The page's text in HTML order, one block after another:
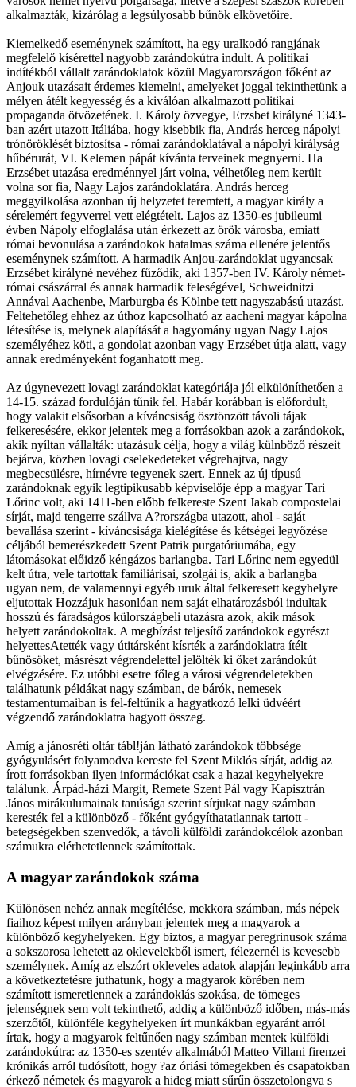
alkalmazták, kizárólag a legsúlyosabb bűnök elkövetőire.
Kiemelkedő eseménynek számított, ha egy uralkodó rangjának
megfelelő kísérettel nagyobb zarándokútra indult. A politikai
indítékból vállalt zarándoklatok közül Magyarországon főként az
Anjouk utazásait érdemes kiemelni, amelyeket joggal tekinthetünk a
mélyen átélt kegyesség és a kiválóan alkalmazott politikai
propaganda ötvözetének. I. Károly özvegye, Erzsbet királyné 1343-
ban azért utazott Itáliába, hogy kisebbik fia, András herceg nápolyi
trónöröklését biztosítsa - római zarándoklatával a nápolyi királyság
hűbérurát, VI. Kelemen pápát kívánta terveinek megnyerni. Ha
Erzsébet utazása eredménnyel járt volna, vélhetőleg nem került
volna sor fia, Nagy Lajos zarándoklatára. András herceg
meggyilkolása azonban új helyzetet teremtett, a magyar király a
sérelemért fegyverrel vett elégtételt. Lajos az 1350-es jubileumi
évben Nápoly elfoglalása után érkezett az örök városba, emiatt
római bevonulása a zarándokok hatalmas száma ellenére jelentős
eseménynek számított. A harmadik Anjou-zarándoklat ugyancsak
Erzsébet királyné nevéhez fűződik, aki 1357-ben IV. Károly német-
római császárral és annak harmadik feleségével, Schweidnitzi
Annával Aachenbe, Marburgba és Kölnbe tett nagyszabású utazást.
Feltehetőleg ehhez az úthoz kapcsolható az aacheni magyar kápolna
létesítése is, melynek alapítását a hagyomány ugyan Nagy Lajos
személyéhez köti, a gondolat azonban vagy Erzsébet útja alatt, vagy
annak eredményeként foganhatott meg.
Az úgynevezett lovagi zarándoklat kategóriája jól elkülöníthetően a
14-15. század fordulóján tűnik fel. Habár korábban is előfordult,
hogy valakit elsősorban a kíváncsiság ösztönzött távoli tájak
felkeresésére, ekkor jelentek meg a forrásokban azok a zarándokok,
akik nyíltan vállalták: utazásuk célja, hogy a világ külnböző részeit
bejárva, közben lovagi cselekedeteket végrehajtva, nagy
megbecsülésre, hírnévre tegyenek szert. Ennek az új típusú
zarándoknak egyik legtipikusabb képviselője épp a magyar Tari
Lőrinc volt, aki 1411-ben előbb felkereste Szent Jakab compostelai
sírját, majd tengerre szállva A?rországba utazott, ahol - saját
bevallása szerint - kíváncsisága kielégítése és kétségei legyőzése
céljából bemerészkedett Szent Patrik purgatóriumába, egy
látomásokat előidző kéngázos barlangba. Tari Lőrinc nem egyedül
kelt útra, vele tartottak familiárisai, szolgái is, akik a barlangba
ugyan nem, de valamennyi egyéb uruk által felkeresett kegyhelyre
eljutottak Hozzájuk hasonlóan nem saját elhatározásból indultak
hosszú és fáradságos külországbeli utazásra azok, akik mások
helyett zarándokoltak. A megbízást teljesítő zarándokok egyrészt
helyettesAtették vagy útitársként kísrték a zarándoklatra ítélt
bűnösöket, másrészt végrendelettel jelölték ki őket zarándokút
elvégzésére. Ez utóbbi esetre főleg a városi végrendeletekben
találhatunk példákat nagy számban, de bárók, nemesek
testamentumaiban is fel-feltűnik a hagyatkozó lelki üdvéért
végzendő zarándoklatra hagyott összeg.
Amíg a jánosréti oltár tábl!ján látható zarándokok többsége
gyógyulásért folyamodva kereste fel Szent Miklós sírját, addig az
írott forrásokban ilyen információkat csak a hazai kegyhelyekre
találunk. Árpád-házi Margit, Remete Szent Pál vagy Kapisztrán
János mirákulumainak tanúsága szerint sírjukat nagy számban
keresték fel a különböző - főként gyógyíthatatlannak tartott -
betegségekben szenvedők, a távoli külföldi zarándokcélok azonban
számukra elérhetetlennek számítottak.
A magyar zarándokok száma
Különösen nehéz annak megítélése, mekkora számban, más népek
fiaihoz képest milyen arányban jelentek meg a magyarok a
különböző kegyhelyeken. Egy biztos, a magyar peregrinusok száma
a sokszorosa lehetett az oklevelekből ismert, félezernél is kevesebb
személynek. Amíg az elszórt okleveles adatok alapján leginkább arra
a következtetésre juthatunk, hogy a magyarok körében nem
számított ismeretlennek a zarándoklás szokása, de tömeges
jelenségnek sem volt tekinthető, addig a különböző időben, más-más
szerzőtől, különféle kegyhelyeken írt munkákban egyaránt arról
írtak, hogy a magyarok feltűnően nagy számban mentek külföldi
zarándokútra: az 1350-es szentév alkalmából Matteo Villani firenzei
krónikás arról tudósított, hogy ?az óriási tömegekben és csapatokban
érkező németek és magyarok a hideg miatt sűrűn összetolongva s